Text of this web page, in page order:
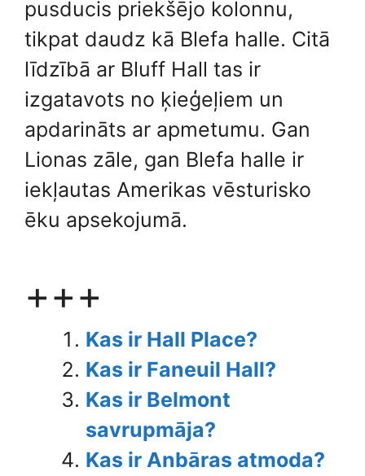
pusducis priekšējo kolonnu,
tikpat daudz kā Blefa halle. Citā
līdzībā ar Bluff Hall tas ir
izgatavots no ķieģeļiem un
apdarināts ar apmetumu. Gan
Lionas zāle, gan Blefa halle ir
iekļautas Amerikas vēsturisko
ēku apsekojumā.
+++
Kas ir Hall Place?
Kas ir Faneuil Hall?
Kas ir Belmont
savrupmāja?
Kas ir Anbāras atmoda?